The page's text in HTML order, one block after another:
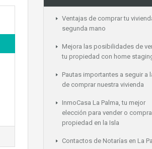
Ventajas de comprar tu
segunda mano
Mejora las posibilidades de
tu propiedad con home
Pautas importantes a seguir a
de comprar nuestra vivienda
InmoCasa La Palma, tu mejor
elección para vender o
propiedad en la Isla
Contactos de Notarías en La